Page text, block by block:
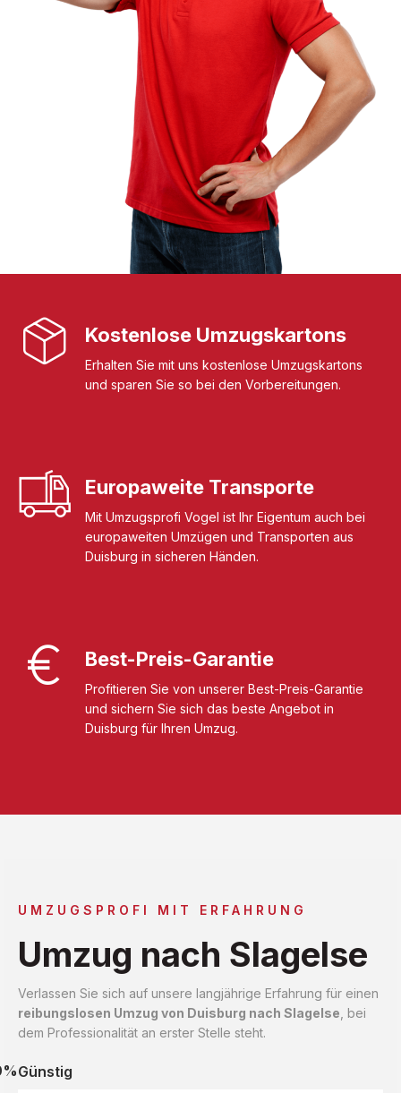
Kostenlose Umzugskartons
Erhalten Sie mit uns kostenlose Umzugskartons
und sparen Sie so bei den Vorbereitungen.
Europaweite Transporte
Mit Umzugsprofi Vogel ist Ihr Eigentum auch bei
europaweiten Umzügen und Transporten aus
Duisburg in sicheren Händen.
Best-Preis-Garantie
Profitieren Sie von unserer Best-Preis-Garantie
und sichern Sie sich das beste Angebot in
Duisburg für Ihren Umzug.
UMZUGSPROFI MIT ERFAHRUNG
Umzug nach Slagelse
Verlassen Sie sich auf unsere langjährige Erfahrung für einen
reibungslosen Umzug von Duisburg nach Slagelse , bei
dem Professionalität an erster Stelle steht.
Günstig